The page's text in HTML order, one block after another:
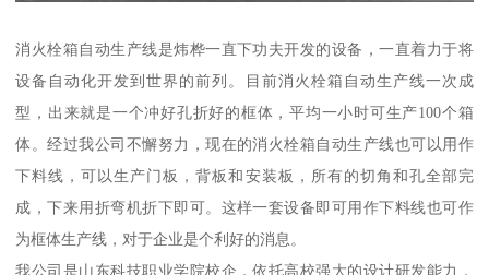
消火栓箱自动生产线是炜桦一直下功夫开发的设备，一直着力于将
设备自动化开发到世界的前列。目前消火栓箱自动生产线一次成
型，出来就是一个冲好孔折好的框体，平均一小时可生产100个箱
体。经过我公司不懈努力，现在的消火栓箱自动生产线也可以用作
下料线，可以生产门板，背板和安装板，所有的切角和孔全部完
成，下来用折弯机折下即可。这样一套设备即可用作下料线也可作
为框体生产线，对于企业是个利好的消息。
我公司是山东科技职业学院校企，依托高校强大的设计研发能力，